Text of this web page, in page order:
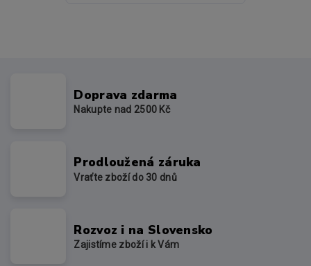
Doprava zdarma
Nakupte nad 2500 Kč
Prodloužená záruka
Vraťte zboží do 30 dnů
Rozvoz i na Slovensko
Zajistíme zboží i k Vám